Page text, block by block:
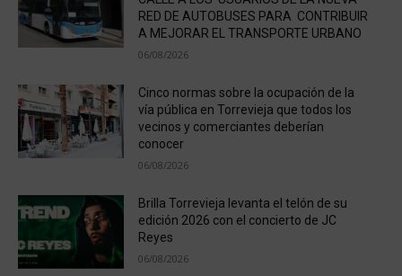
RED DE AUTOBUSES PARA CONTRIBUIR
A MEJORAR EL TRANSPORTE URBANO
06/08/2026
Cinco normas sobre la ocupación de la
vía pública en Torrevieja que todos los
vecinos y comerciantes deberían
conocer
06/08/2026
Brilla Torrevieja levanta el telón de su
edición 2026 con el concierto de JC
Reyes
06/08/2026